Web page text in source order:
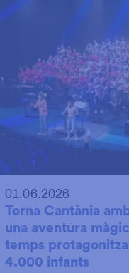
01.06.2026
Torna Cantània
una aventura
temps
4.000 infants